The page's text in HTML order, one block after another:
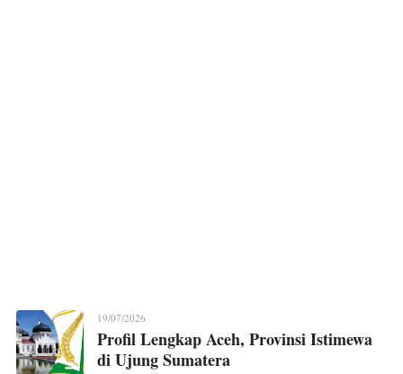
19/07/2026
Profil Lengkap Aceh, Provinsi Istimewa
di Ujung Sumatera